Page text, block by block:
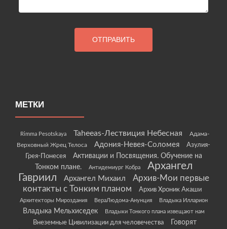
МЕТКИ
Rimma Pesotskaya Taheeas-Лествиция Небесная
Адама-
Верховный Жрец Телоса
Адония-Невея-Соломея
Азулия-
Грея-Понесея
Активации и Посвящения. Обучение на
Тонком плане.
Антидемиург Кобра
Архангел
Гавриил
Архангел Михаил
Архив-Мои первые
контакты с Тонким планом
Архив Хроник Акаши
Архитекторы Мироздания ВераЛюдома-Анунция Владыка Илларион
Владыка Мельхиседек Владыки Тонкого плана извещают нам
Внеземные Цивилизации для человечества
Говорят